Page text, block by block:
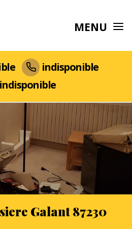
MENU
indisponible
Galant 87230